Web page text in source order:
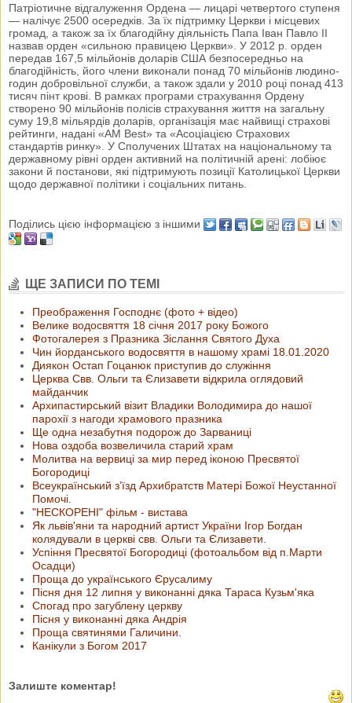
Патріотичне відгалуження Ордена — лицарі четвертого ступеня
— налічує 2500 осередків. За їх підтримку Церкви і місцевих
громад, а також за їх благодійну діяльність Папа Іван Павло II
назвав орден «сильною правицею Церкви». У 2012 р. орден
передав 167,5 мільйонів доларів США безпосередньо на
благодійність, його члени виконали понад 70 мільйонів людино-
годин добровільної служби, а також здали у 2010 році понад 413
тисяч пінт крові. В рамках програми страхування Ордену
створено 90 мільйонів полісів страхування життя на загальну
суму 19,8 мільярдів доларів, організація має найвищі страхові
рейтинги, надані «AM Best» та «Асоціацією Страхових
стандартів ринку». У Сполучених Штатах на національному та
державному рівні орден активний на політичній арені: лобіює
закони й постанови, які підтримують позиції Католицької Церкви
щодо державної політики і соціальних питань.
Поділись цією інформацією з іншими
ЩЕ ЗАПИСИ ПО ТЕМІ
Преображення Господнє (фото + відео)
Велике водосвяття 18 січня 2017 року Божого
Фотогалерея з Празника Зіслання Святого Духа
Чин йорданського водосвяття в нашому храмі 18.01.2020
Диякон Остап Гоцанюк приступив до служіння
Церква Свв. Ольги та Єлизавети відкрила оглядовий
майданчик
Архипастирський візит Владики Володимира до нашої
парохії з нагоди храмового празника
Ще одна незабутня подорож до Зарваниці
Нова оздоба возвеличила старий храм
Молитва на вервиці за мир перед іконою Пресвятої
Богородиці
Всеукраїнський з’їзд Архибратств Матері Божої Неустанної
Помочі.
"НЕСКОРЕНІ" фільм - вистава
Як львів'яни та народний артист України Ігор Богдан
колядували в церкві свв. Ольги та Єлизавети.
Успіння Пресвятої Богородиці (фотоальбом від п.Марти
Осадци)
Проща до українського Єрусалиму
Пісня дня 12 липня у виконанні дяка Тараса Кузьм'яка
Спогад про загублену церкву
Пісня у виконанні дяка Андрія
Проща святинями Галичини.
Канікули з Богом 2017
Залиште коментар!